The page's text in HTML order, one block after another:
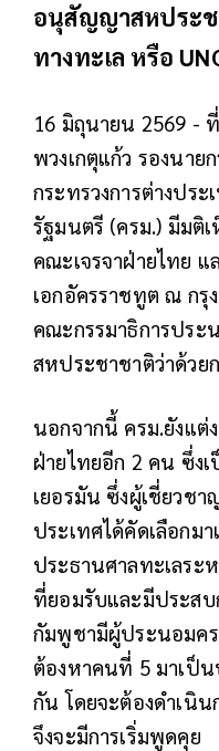
อนุสัญญาสหประช
ทางทะเล หรือ
16 มิถุนายน 2569 -
พวงเกตุแก้ว รองนาย
กระทรวงการต่างปร
รัฐมนตรี (ครม.) มีม
คณะเจรจาฝ่ายไทย
เอกอัครราชทูต​ ณ​ กรุ
คณะกรรมาธิการปร
สหประชาชาติว่าด้วย
นอกจากนี้ ครม.ยังแต่
ฝ่ายไทยอีก 2 คน ซึ่ง
เยอรมัน ซึ่งผู้เชี่ยวชา
ประเทศได้คัดเลือกม
ประธานศาลทะเลระ
ที่ยอมรับและมีประส
กัมพูชามีผู้ประนอมค
ต้องหาคนที่ 5 มาเป็น
กัน โดยจะต้องดําเนิน
จึงจะมีการเริ่มพูดคุย